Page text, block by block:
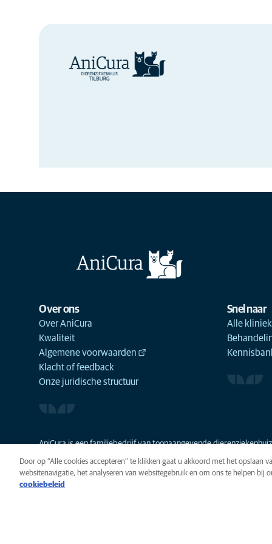
Over ons
Over AniCura
Kwaliteit
Algemene voorwaarden
Klacht of feedback
Onze juridische structuur
Snel naar
Alle
AniCura is een familiebedrijf van toonaangevende
Door op “Alle cookies accepteren” te klikken gaat u akkoord met het opslaan
websitenavigatie, het analyseren van websitegebruik en om ons te helpen bij
cookiebeleid